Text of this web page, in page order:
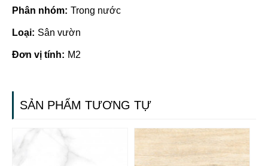
Phân nhóm: Trong nước
Loại: Sân vườn
Đơn vị tính: M2
SẢN PHẨM TƯƠNG TỰ